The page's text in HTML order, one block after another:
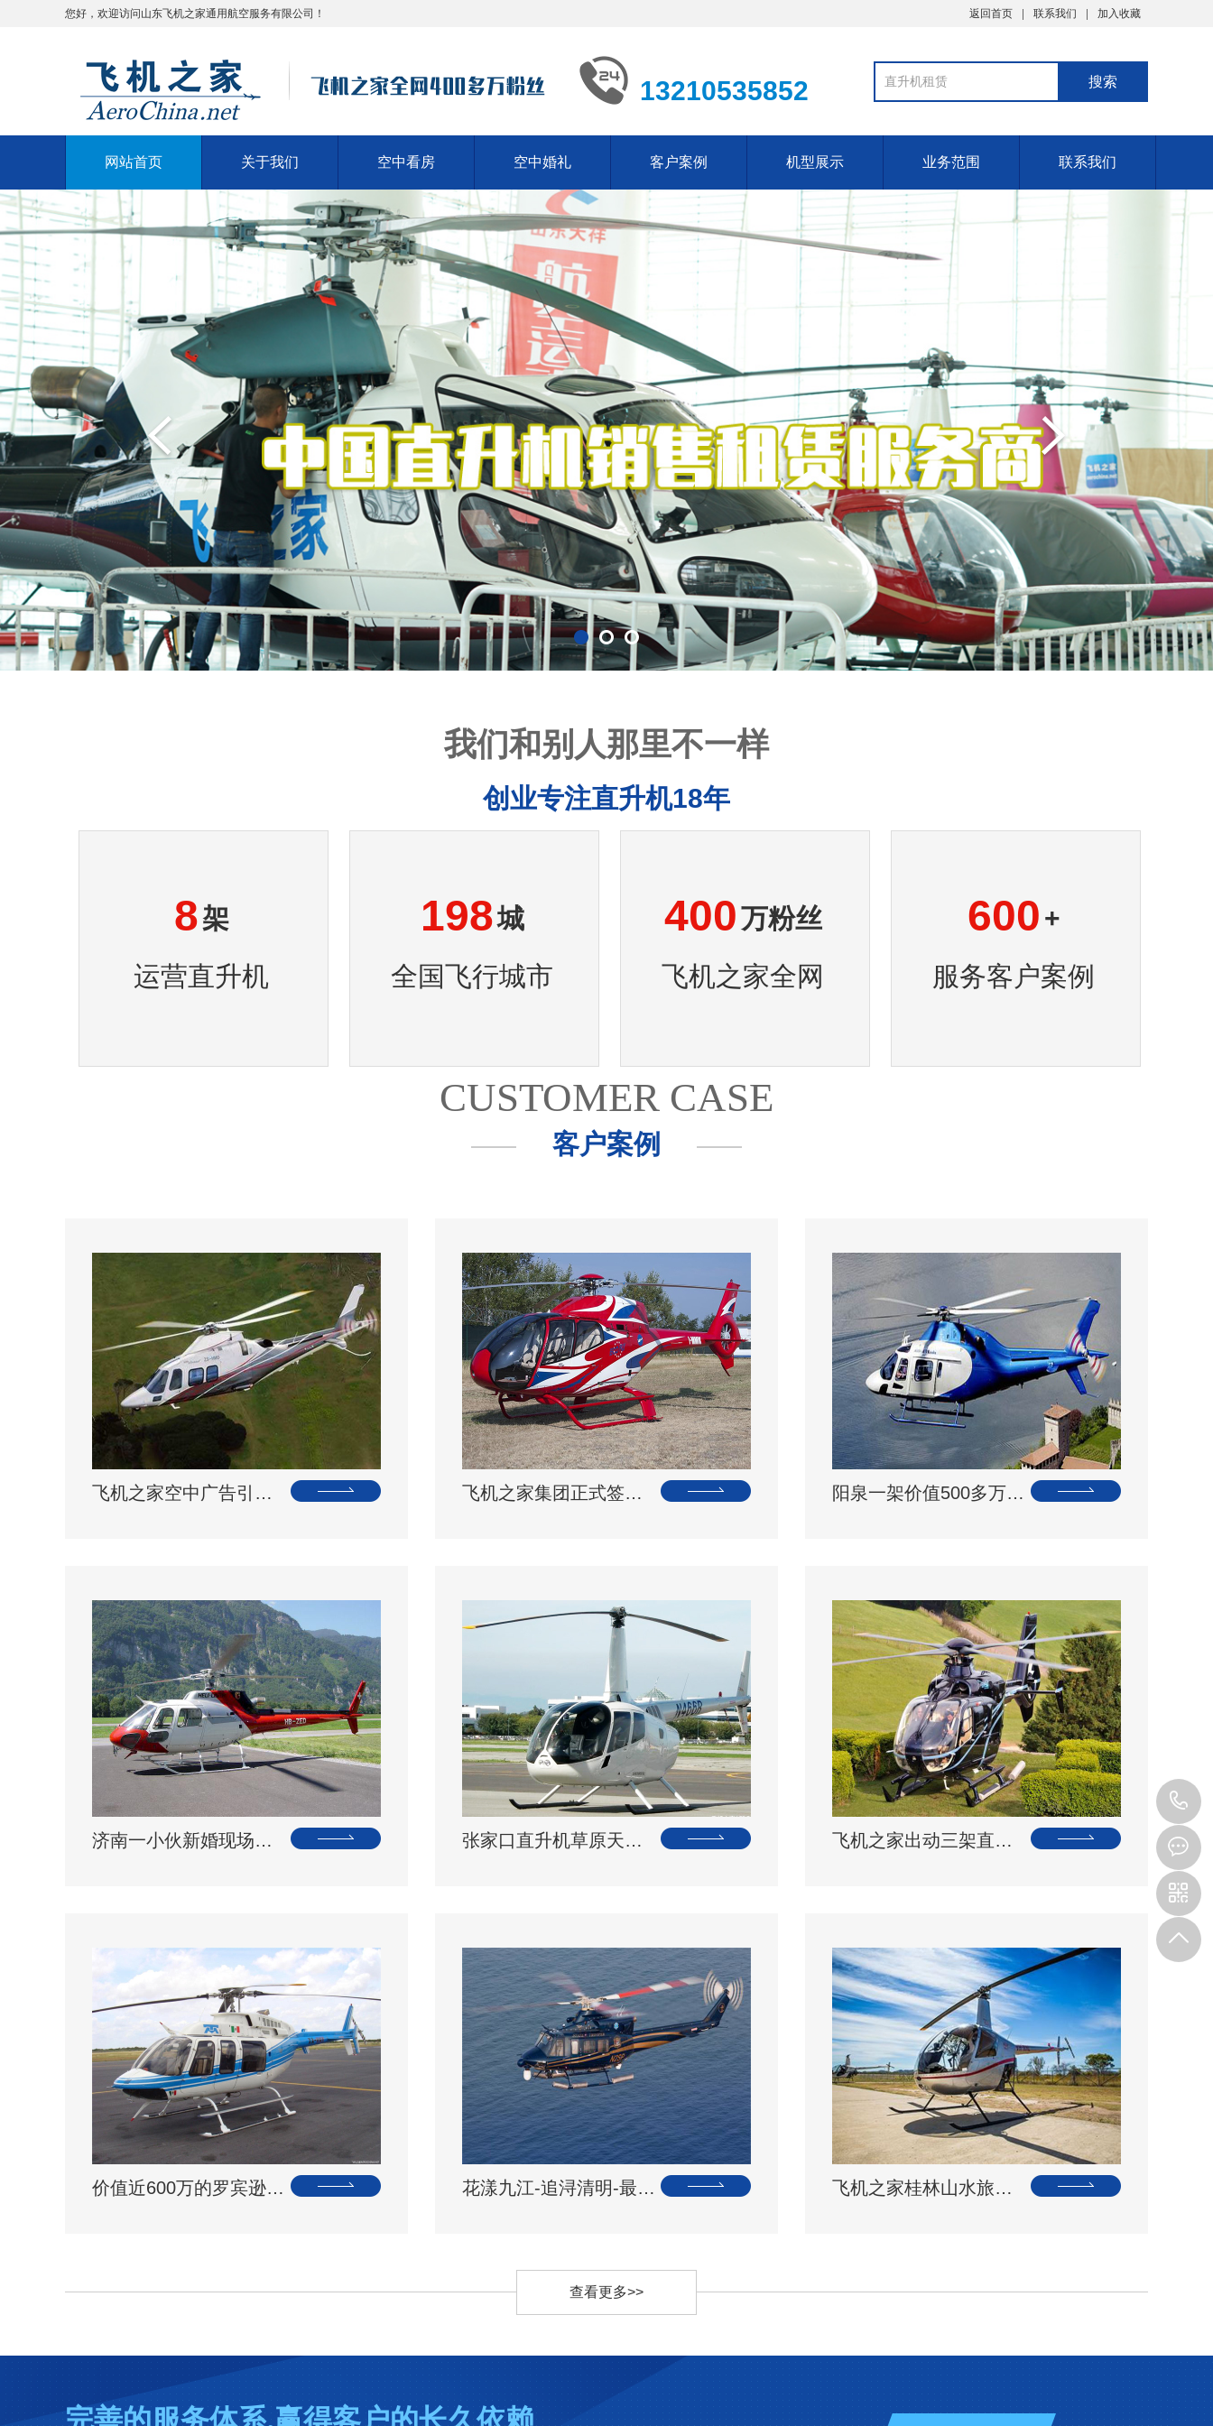
您好，欢迎访问山东飞机之家通用航空服务有限公司！ 返回首页 联系我们 加入收藏
13210535852
网站首页 关于我们 空中看房 空中婚礼 客户案例 机型展示 业务范围 联系我们
我们和别人那里不一样
创业专注直升机18年
8架
运营直升机
198城
全国飞行城市
400万粉丝
飞机之家全网
600 +
服务客户案例
CUSTOMER CASE
客户案例
飞机之家空中广告引爆山西吕梁中阳县上空 飞机之家集团正式签约独家承包运营新疆玉其塔什景区，打造低空旅游新标杆！ 阳泉一架价值500多万的红色罗宾逊直升机开展静展活动
济南一小伙新婚现场，租价值500多万的直升机助阵 张家口直升机草原天路空中旅游正式开启 飞机之家出动三架直升机进行大地区农喷作业
价值近600万的罗宾逊R44开始空中飞播造林 花漾九江-追浔清明-最美人间四月天-去庐山西海踏青去 飞机之家桂林山水旅游基地乘坐直升飞机俯瞰看桂林山水你值得拥有
查看更多>>